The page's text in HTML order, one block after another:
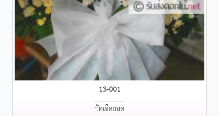
13-001
....................
วัดเจ็ดยอด